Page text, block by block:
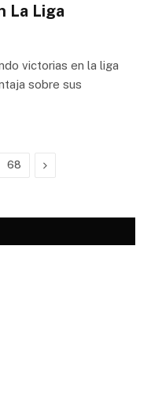
La Liga
victorias en la liga
sobre sus
68 Next